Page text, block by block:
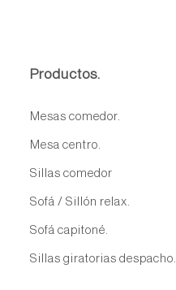
Productos.
Mesas comedor.
Mesa centro.
Sillas comedor
Sofá / Sillón relax.
Sofá capitoné.
Sillas giratorias despacho.